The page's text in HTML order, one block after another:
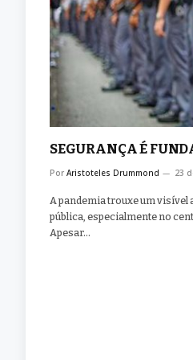
SEGURANÇA É
Por Aristoteles Drummond 23
A pandemia trouxe um visível
pública, especialmente no
Apesar…